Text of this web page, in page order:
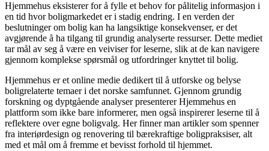
Hjemmehus eksisterer for å fylle et behov for pålitelig informasjon i
en tid hvor boligmarkedet er i stadig endring. I en verden der
beslutninger om bolig kan ha langsiktige konsekvenser, er det
avgjørende å ha tilgang til grundig analyserte ressurser. Dette mediet
tar mål av seg å være en veiviser for leserne, slik at de kan navigere
gjennom komplekse spørsmål og utfordringer knyttet til bolig.
Hjemmehus er et online medie dedikert til å utforske og belyse
boligrelaterte temaer i det norske samfunnet. Gjennom grundig
forskning og dyptgående analyser presenterer Hjemmehus en
plattform som ikke bare informerer, men også inspirerer leserne til å
reflektere over egne boligvalg. Her finner man artikler som spenner
fra interiørdesign og renovering til bærekraftige boligpraksiser, alt
med et mål om å fremme et bevisst forhold til hjemmet.